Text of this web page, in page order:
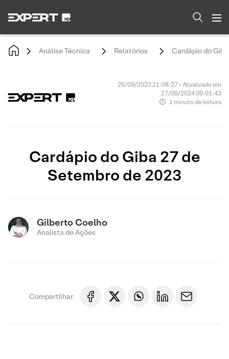
Análise Técnica Relatórios Cardápio do
26/09/2023 21:08:27 • Atualizado em
27/09/2024 09:01:43
1 minuto de leitura
Cardápio do Giba 27 de
Setembro de 2023
Gilberto Coelho
Analista de Ações
Compartilhar: